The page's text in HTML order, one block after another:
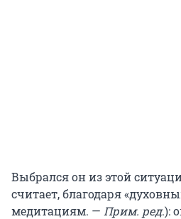
Выбрался он из этой
считает, благодаря
медитациям. — Прим. ред.):